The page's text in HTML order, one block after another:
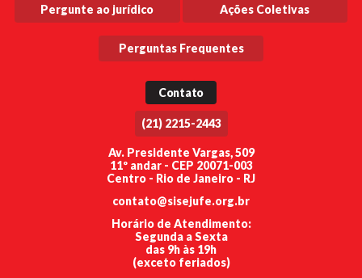
Pergunte ao jurídico Ações Coletivas
Perguntas Frequentes
Contato
(21) 2215-2443
Av. Presidente Vargas, 509
11º andar - CEP 20071-003
Centro - Rio de Janeiro - RJ
contato@sisejufe.org.br
Horário de Atendimento:
Segunda a Sexta
das 9h às 19h
(exceto feriados)